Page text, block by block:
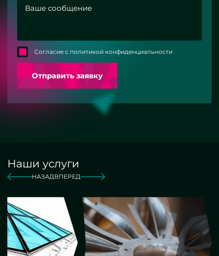
Согласие с политикой конфиденциальности
Отправить заявку
Наши услуги
НАЗАДВПЕРЕД